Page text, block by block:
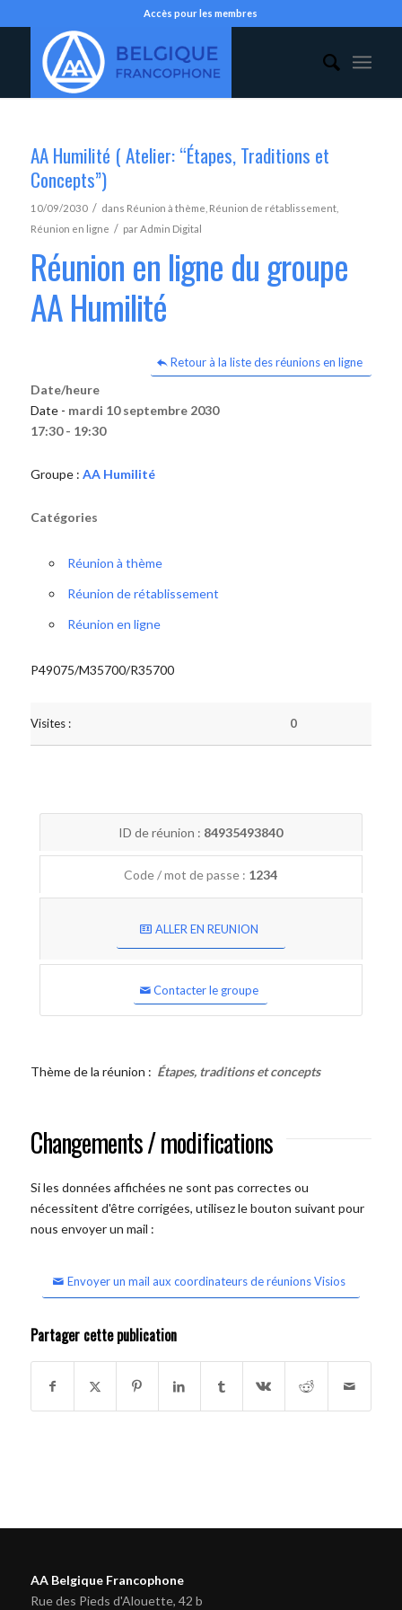
Accès pour les membres
AA Humilité ( Atelier: “Étapes, Traditions et
Concepts”)
10/09/2030 / dans Réunion à thème Réunion de rétablissement,
Réunion en ligne / parAdmin Digital
Réunion en ligne du groupe
AA Humilité
Retour à la liste des réunions en ligne
Date/heure
Date - mardi 10 septembre 2030
17:30 - 19:30
Groupe : AA Humilité
Catégories
Réunion à thème
Réunion de rétablissement
Réunion en ligne
P49075/M35700/R35700
Visites : 0
ID de réunion : 84935493840
Code / mot de passe : 1234
ALLER EN REUNION
Contacter le groupe
Thème de la réunion : Étapes, traditions et concepts
Changements / modifications
Si les données affichées ne sont pas correctes ou
nécessitent d'être corrigées, utilisez le bouton suivant pour
nous envoyer un mail :
Envoyer un mail aux coordinateurs de réunions Visios
Partager cette publication
AA Belgique Francophone
Rue des Pieds d'Alouette, 42 b